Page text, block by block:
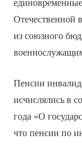
Отечественной
из союзного
Пенсии
исчислялись в
года «О
что пенсии по